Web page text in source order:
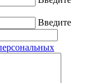
Введите